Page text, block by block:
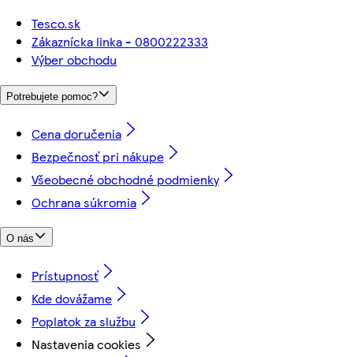
Tesco.sk
Zákaznícka linka - 0800222333
Výber obchodu
Potrebujete pomoc?
Cena doručenia
Bezpečnosť pri nákupe
Všeobecné obchodné podmienky
Ochrana súkromia
O nás
Prístupnosť
Kde dovážame
Poplatok za službu
Nastavenia cookies